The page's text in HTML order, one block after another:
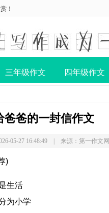
！
三年级作文 四年级作文
爸爸的一封信作文
05-27 16:48:49 | 来源：第一作文网
)
生活
为小学